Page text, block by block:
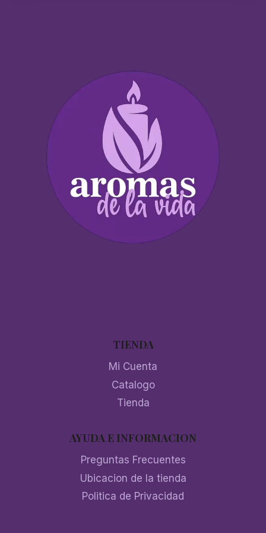
TIENDA
Mi Cuenta
Catalogo
Tienda
AYUDA E INFORMACION
Preguntas Frecuentes
Ubicacion de la tienda
Politica de Privacidad